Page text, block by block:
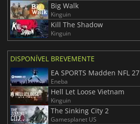
Big Walk
Kinguin
Kill The Shadow
Kinguin
DISPONÍVEL BREVEMENTE
EA SPORTS Madden NFL 27
Eneba
Hell Let Loose Vietnam
Kinguin
The Sinking City 2
Gamesplanet US